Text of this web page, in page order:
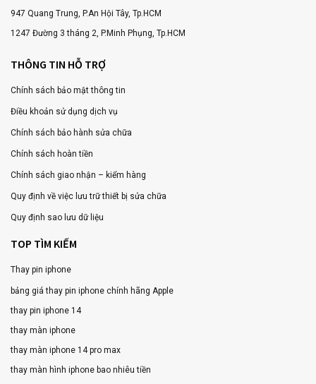
947 Quang Trung, P.An Hội Tây, Tp.HCM
1247 Đường 3 tháng 2, P.Minh Phụng, Tp.HCM
THÔNG TIN HỖ TRỢ
Chính sách bảo mật thông tin
Điều khoản sử dụng dịch vụ
Chính sách bảo hành sửa chữa
Chính sách hoàn tiền
Chính sách giao nhận – kiểm hàng
Quy định về việc lưu trữ thiết bị sửa chữa
Quy định sao lưu dữ liệu
TOP TÌM KIẾM
Thay pin iphone
bảng giá thay pin iphone chính hãng Apple
thay pin iphone 14
thay màn iphone
thay màn iphone 14 pro max
thay màn hình iphone bao nhiêu tiền